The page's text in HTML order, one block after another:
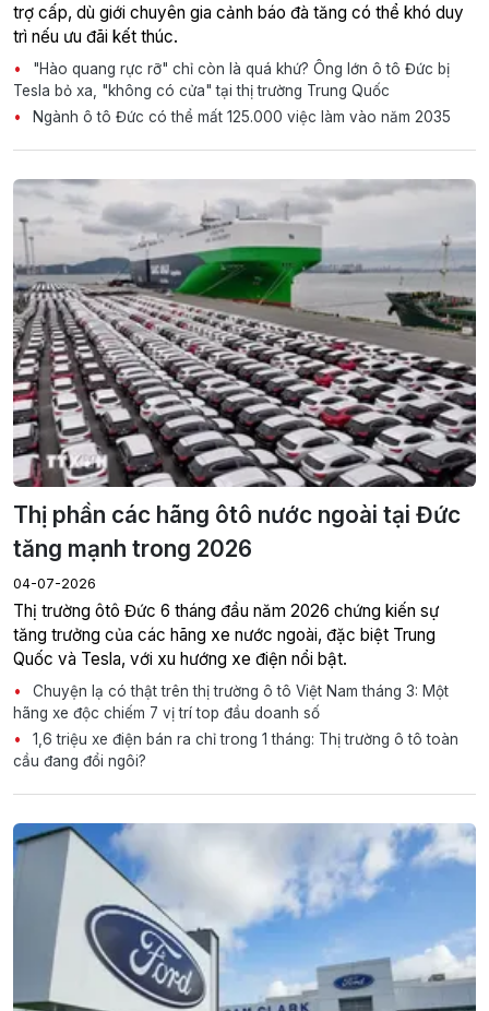
trợ cấp, dù giới chuyên gia cảnh báo đà tăng có thể khó duy
trì nếu ưu đãi kết thúc.
"Hào quang rực rỡ" chỉ còn là quá khứ? Ông lớn ô tô Đức bị
Tesla bỏ xa, "không có cửa" tại thị trường Trung Quốc
Ngành ô tô Đức có thể mất 125.000 việc làm vào năm 2035
Thị phần các hãng ôtô nước ngoài tại Đức
tăng mạnh trong 2026
04-07-2026
Thị trường ôtô Đức 6 tháng đầu năm 2026 chứng kiến sự
tăng trưởng của các hãng xe nước ngoài, đặc biệt Trung
Quốc và Tesla, với xu hướng xe điện nổi bật.
Chuyện lạ có thật trên thị trường ô tô Việt Nam tháng 3: Một
hãng xe độc chiếm 7 vị trí top đầu doanh số
1,6 triệu xe điện bán ra chỉ trong 1 tháng: Thị trường ô tô toàn
cầu đang đổi ngôi?